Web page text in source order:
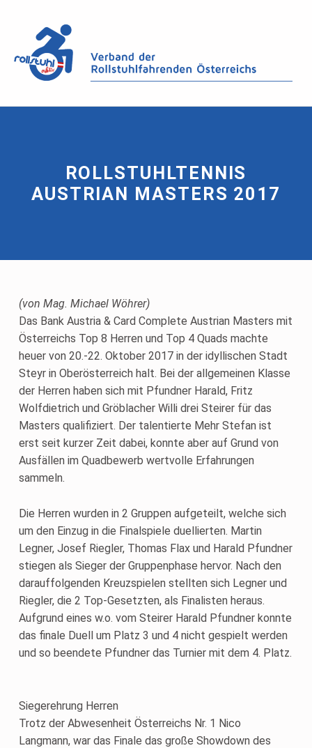
ROLLSTUHLTENNIS
AUSTRIAN MASTERS 2017
(von Mag. Michael Wöhrer)
Das Bank Austria & Card Complete Austrian Masters mit
Österreichs Top 8 Herren und Top 4 Quads machte
heuer von 20.-22. Oktober 2017 in der idyllischen Stadt
Steyr in Oberösterreich halt. Bei der allgemeinen Klasse
der Herren haben sich mit Pfundner Harald, Fritz
Wolfdietrich und Gröblacher Willi drei Steirer für das
Masters qualifiziert. Der talentierte Mehr Stefan ist
erst seit kurzer Zeit dabei, konnte aber auf Grund von
Ausfällen im Quadbewerb wertvolle Erfahrungen
sammeln.
Die Herren wurden in 2 Gruppen aufgeteilt, welche sich
um den Einzug in die Finalspiele duellierten. Martin
Legner, Josef Riegler, Thomas Flax und Harald Pfundner
stiegen als Sieger der Gruppenphase hervor. Nach den
darauffolgenden Kreuzspielen stellten sich Legner und
Riegler, die 2 Top-Gesetzten, als Finalisten heraus.
Aufgrund eines w.o. vom Steirer Harald Pfundner konnte
das finale Duell um Platz 3 und 4 nicht gespielt werden
und so beendete Pfundner das Turnier mit dem 4. Platz.
Siegerehrung Herren
Trotz der Abwesenheit Österreichs Nr. 1 Nico
Langmann, war das Finale das große Showdown des